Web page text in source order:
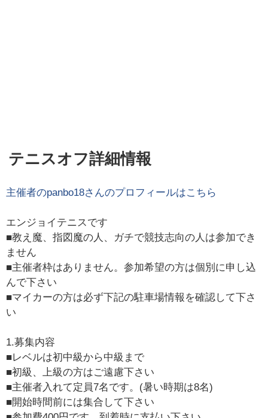
テニスオフ詳細情報
主催者のpanbo18さんのプロフィールはこちら
エンジョイテニスです
■教え魔、指図魔の人、ガチで競技志向の人は参加でき
ません
■主催者枠はありません。参加希望の方は個別に申し込
んで下さい
■マイカーの方は必ず下記の駐車場情報を確認して下さ
い
1.募集内容
■レベルは初中級から中級まで
■初級、上級の方はご遠慮下さい
■主催者入れて定員7名です。(暑い時期は8名)
■開始時間前には集合して下さい